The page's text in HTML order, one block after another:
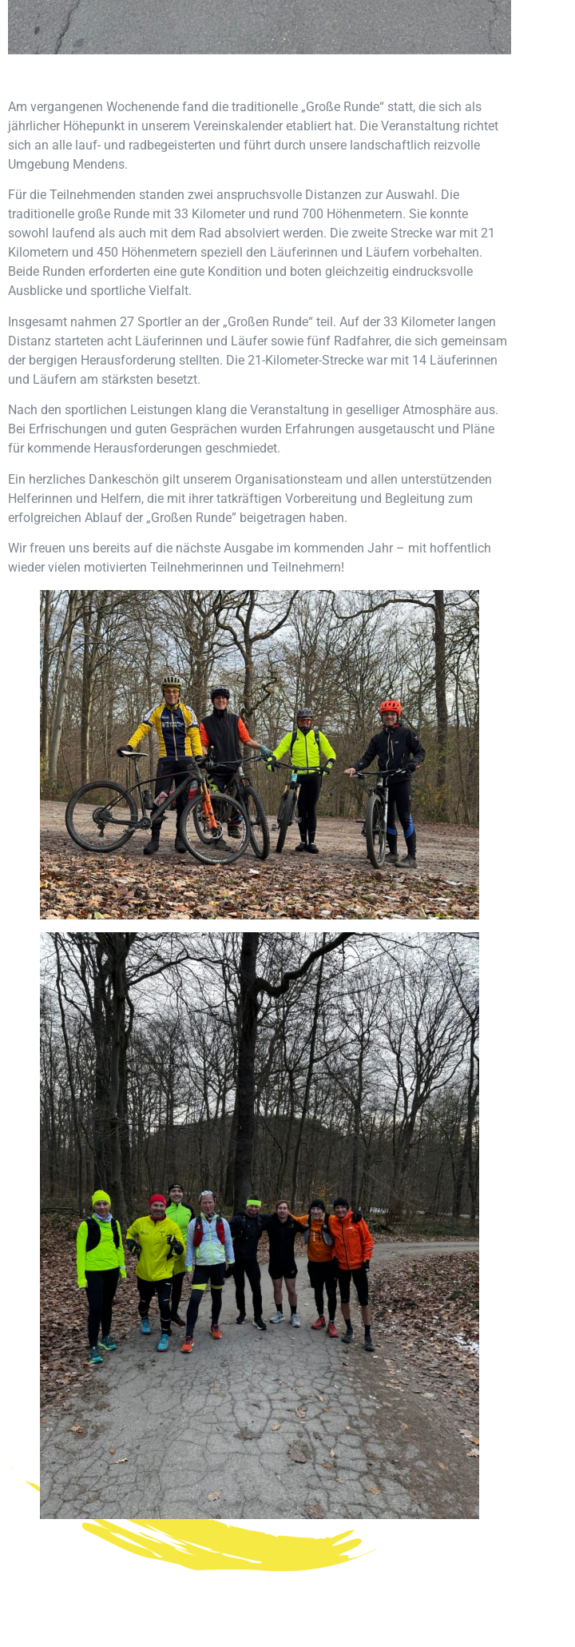
Am vergangenen Wochenende fand die traditionelle „Große Runde“ statt, die sich als
jährlicher Höhepunkt in unserem Vereinskalender etabliert hat. Die Veranstaltung richtet
sich an alle lauf- und radbegeisterten und führt durch unsere landschaftlich reizvolle
Umgebung Mendens.
Für die Teilnehmenden standen zwei anspruchsvolle Distanzen zur Auswahl. Die
traditionelle große Runde mit 33 Kilometer und rund 700 Höhenmetern. Sie konnte
sowohl laufend als auch mit dem Rad absolviert werden. Die zweite Strecke war mit 21
Kilometern und 450 Höhenmetern speziell den Läuferinnen und Läufern vorbehalten.
Beide Runden erforderten eine gute Kondition und boten gleichzeitig eindrucksvolle
Ausblicke und sportliche Vielfalt.
Insgesamt nahmen 27 Sportler an der „Großen Runde“ teil. Auf der 33 Kilometer langen
Distanz starteten acht Läuferinnen und Läufer sowie fünf Radfahrer, die sich gemeinsam
der bergigen Herausforderung stellten. Die 21-Kilometer-Strecke war mit 14 Läuferinnen
und Läufern am stärksten besetzt.
Nach den sportlichen Leistungen klang die Veranstaltung in geselliger Atmosphäre aus.
Bei Erfrischungen und guten Gesprächen wurden Erfahrungen ausgetauscht und Pläne
für kommende Herausforderungen geschmiedet.
Ein herzliches Dankeschön gilt unserem Organisationsteam und allen unterstützenden
Helferinnen und Helfern, die mit ihrer tatkräftigen Vorbereitung und Begleitung zum
erfolgreichen Ablauf der „Großen Runde” beigetragen haben.
Wir freuen uns bereits auf die nächste Ausgabe im kommenden Jahr – mit hoffentlich
wieder vielen motivierten Teilnehmerinnen und Teilnehmern!